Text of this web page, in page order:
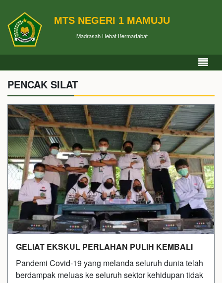
MTS NEGERI 1 MAMUJU
Madrasah Hebat Bermartabat
PENCAK SILAT
GELIAT EKSKUL PERLAHAN PULIH KEMBALI
Pandemi Covid-19 yang melanda seluruh dunia telah
berdampak meluas ke seluruh sektor kehidupan tidak